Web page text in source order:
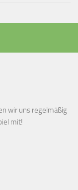
wir uns regelmäßig
mit!